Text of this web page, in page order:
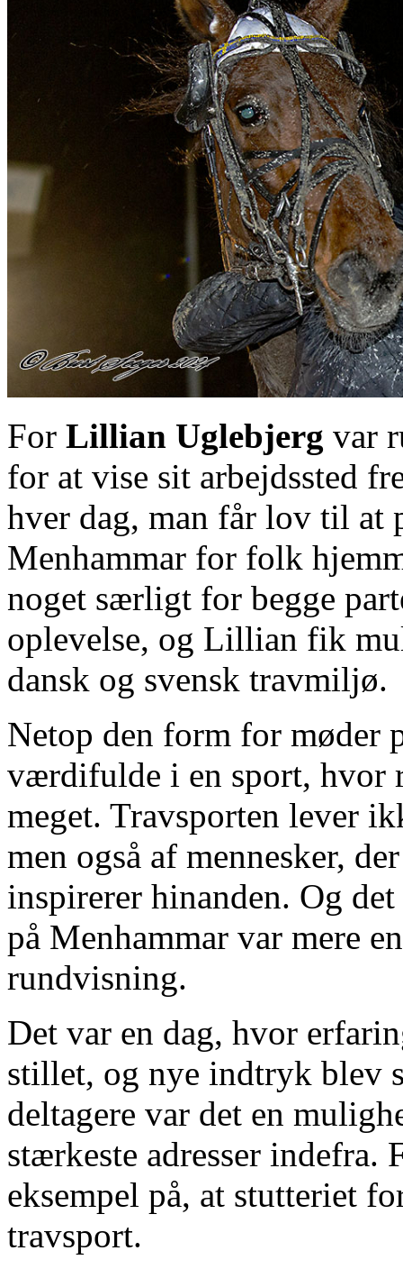
For Lillian Uglebjerg var
for at vise sit arbejdssted
hver dag, man får lov til at
Menhammar for folk
noget særligt for begge
oplevelse, og Lillian fik
dansk og svensk travmiljø.
Netop den form for møder
værdifulde i en sport, hvor
meget. Travsporten lever
men også af mennesker,
inspirerer hinanden. Og
på Menhammar var mere
rundvisning.
Det var en dag, hvor
stillet, og nye indtryk blev
deltagere var det en
stærkeste adresser indefra.
eksempel på, at stutteriet
travsport.